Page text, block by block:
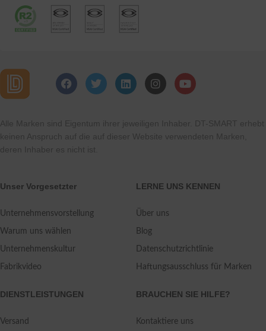
Alle Marken sind Eigentum ihrer jeweiligen Inhaber. DT-SMART erhebt
keinen Anspruch auf die auf dieser Website verwendeten Marken,
deren Inhaber es nicht ist.
Unser Vorgesetzter
Unternehmensvorstellung
Warum uns wählen
Unternehmenskultur
Fabrikvideo
LERNE UNS KENNEN
Über uns
Blog
Datenschutzrichtlinie
Haftungsausschluss für Marken
DIENSTLEISTUNGEN
Versand
BRAUCHEN SIE HILFE?
Kontaktiere uns